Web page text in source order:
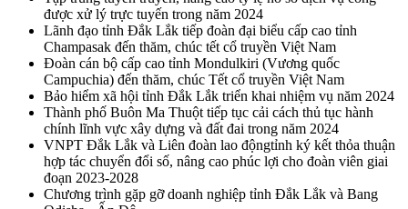
được xử lý trực tuyến trong năm 2024
Lãnh đạo tỉnh Đắk Lắk tiếp đoàn đại biểu cấp cao tỉnh
Champasak đến thăm, chúc tết cổ truyền Việt Nam
Đoàn cán bộ cấp cao tỉnh Mondulkiri (Vương quốc
Campuchia) đến thăm, chúc Tết cổ truyền Việt Nam
Bảo hiểm xã hội tỉnh Đắk Lắk triển khai nhiệm vụ năm 2024
Thành phố Buôn Ma Thuột tiếp tục cải cách thủ tục hành
chính lĩnh vực xây dựng và đất đai trong năm 2024
VNPT Đắk Lắk và Liên đoàn lao độngtỉnh ký kết thỏa thuận
hợp tác chuyển đổi số, nâng cao phúc lợi cho đoàn viên giai
đoạn 2023-2028
Chương trình gặp gỡ doanh nghiệp tỉnh Đắk Lắk và Bang